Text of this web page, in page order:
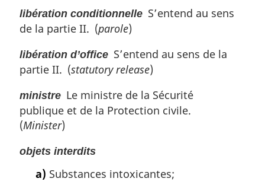
libération conditionnelle S’entend au sens
de la partie II. (parole)
libération d’office S’entend au sens de la
partie II. (statutory release)
ministre Le ministre de la Sécurité
publique et de la Protection civile.
(Minister)
objets interdits
a) Substances intoxicantes;